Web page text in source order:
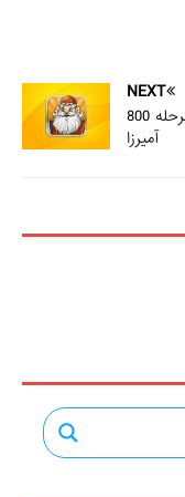
NEXT
جواب مرحله 800 تا 1000 امیرزا ، پاسخ مرحله 800
آمیرزا